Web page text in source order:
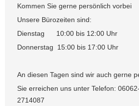
Kommen Sie gerne persönlich vorbei
Unsere Bürozeiten sind:
Dienstag 10:00 bis 12:00 Uhr
Donnerstag 15:00 bis 17:00 Uhr
An diesen Tagen sind wir auch gerne
Sie erreichen uns unter Telefon:
2714087